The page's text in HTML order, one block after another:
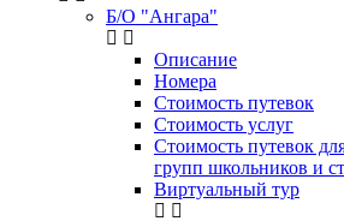
Б/О "Ангара"
Описание
Номера
Стоимость путевок
Стоимость услуг
Стоимость путевок
групп школьников и
Виртуальный тур